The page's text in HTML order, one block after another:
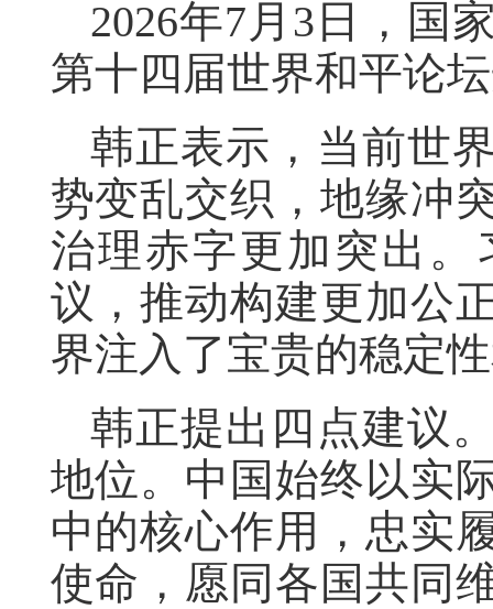
2026年7月3日，国
第十四届世界和平论
韩正表示，当前世
势变乱交织，地缘冲
治理赤字更加突出
议，推动构建更加公
界注入了宝贵的稳定
韩正提出四点建议
地位。中国始终以实
中的核心作用，忠实
使命，愿同各国共同